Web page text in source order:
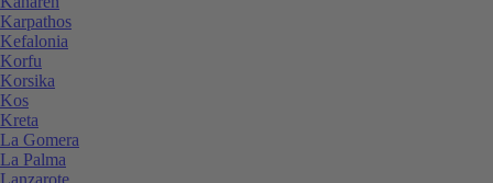
Karpathos
Kefalonia
Korfu
Korsika
Kos
Kreta
La Gomera
La Palma
Lanzarote